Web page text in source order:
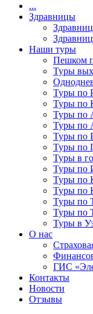
...
Здравницы
Наши туры
Пешком
Туры
Туры по
Туры по
Туры по
Туры по
Туры по
Туры по
Туры в
Туры по
Туры по
Туры по
Туры по
Туры по
Туры в
О нас
ГИС
Контакты
Новости
Отзывы